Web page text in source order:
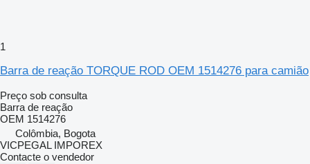
1
Barra de reação TORQUE ROD OEM 1514276 para camião
Preço sob consulta
Barra de reação
OEM 1514276
Colômbia, Bogota
VICPEGAL IMPOREX
Contacte o vendedor